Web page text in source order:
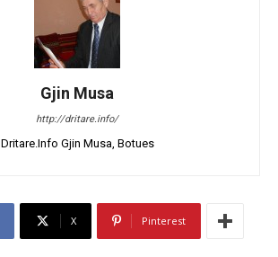
Gjin Musa
http://dritare.info/
Dritare.Info Gjin Musa, Botues
X Pinterest